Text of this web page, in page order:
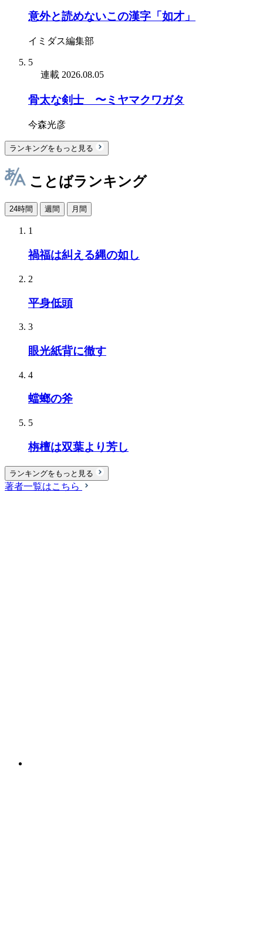
意外と読めないこの漢字「如才」
イミダス編集部
5
連載 2026.08.05
骨太な剣士 〜ミヤマクワガタ
今森光彦
ランキングをもっと見る
ことばランキング
24時間 週間 月間
1
禍福は糾える縄の如し
2
平身低頭
3
眼光紙背に徹す
4
蟷螂の斧
5
栴檀は双葉より芳し
ランキングをもっと見る
著者一覧はこちら